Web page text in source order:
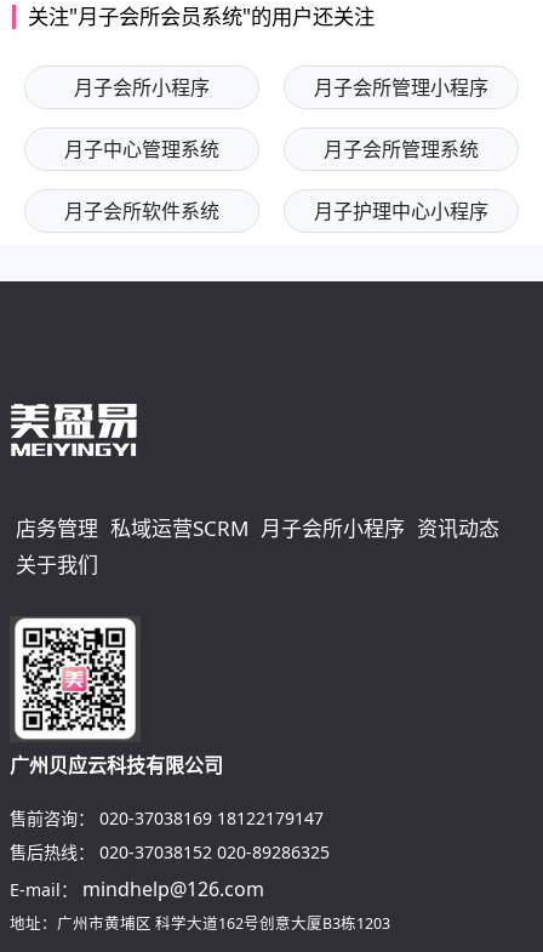
关注"月子会所会员系统"的用户还关注
月子会所小程序 月子会所管理小程序
月子中心管理系统 月子会所管理系统
月子会所软件系统 月子护理中心小程序
店务管理 私域运营SCRM 月子会所小程序 资讯动态
关于我们
广州贝应云科技有限公司
售前咨询： 020-37038169 18122179147
售后热线：
020-37038152 020-89286325
E-mail：
mindhelp@126.com
地址：广州市黄埔区 科学大道162号创意大厦B3栋1203